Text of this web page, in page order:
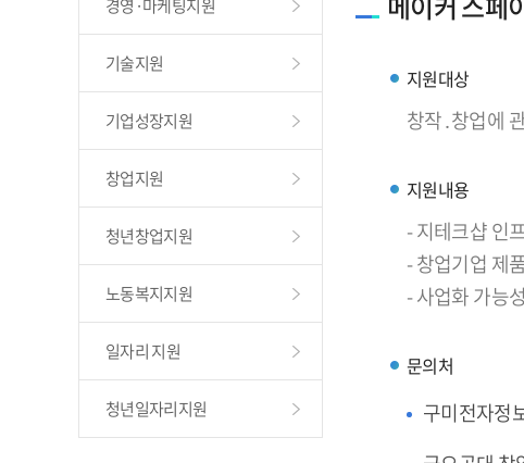
경영·마케팅지원
기술지원
기업성장지원
창업지원
청년창업지원
노동복지지원
일자리 지원
청년일자리지원
지원대상
창작․창업에
지원내용
- 지테크샵 인
- 창업기업 제
- 사업화 가능
문의처
구미전자정